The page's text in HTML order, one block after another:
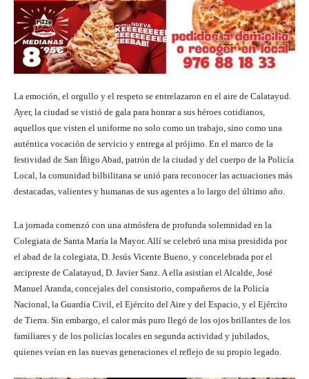
La emoción, el orgullo y el respeto se entrelazaron en el aire de Calatayud.
Ayer, la ciudad se vistió de gala para honrar a sus héroes cotidianos,
aquellos que visten el uniforme no solo como un trabajo, sino como una
auténtica vocación de servicio y entrega al prójimo. En el marco de la
festividad de San Íñigo Abad, patrón de la ciudad y del cuerpo de la Policía
Local, la comunidad bilbilitana se unió para reconocer las actuaciones más
destacadas, valientes y humanas de sus agentes a lo largo del último año.
La jornada comenzó con una atmósfera de profunda solemnidad en la
Colegiata de Santa María la Mayor. Allí se celebró una misa presidida por
el abad de la colegiata, D. Jesús Vicente Bueno, y concelebrada por el
arcipreste de Calatayud, D. Javier Sanz. A ella asistían el Alcalde, José
Manuel Aranda, concejales del consistorio, compañeros de la Policía
Nacional, la Guardia Civil, el Ejército del Aire y del Espacio, y el Ejército
de Tierra. Sin embargo, el calor más puro llegó de los ojos brillantes de los
familiares y de los policías locales en segunda actividad y jubilados,
quienes veían en las nuevas generaciones el reflejo de su propio legado.